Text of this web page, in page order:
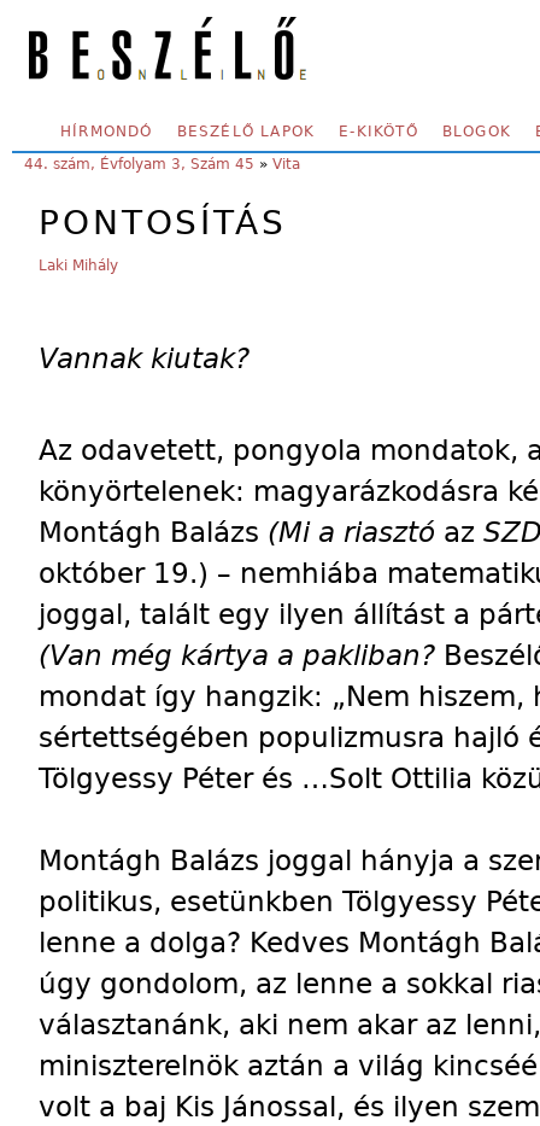
SECONDARY MENU
HÍRMONDÓ BESZÉLŐ LAPOK E-KIKÖTŐ BLOGOK
YOU ARE HERE:
44. szám, Évfolyam 3, Szám 45 » Vita
PONTOSÍTÁS
Laki Mihály
Vannak kiutak?
Az odavetett, pongyola mondatok,
könyörtelenek: magyarázkodásra
Montágh Balázs (Mi a riasztó az
október 19.) – nemhiába
joggal, talált egy ilyen állítást a
(Van még kártya a pakliban?
mondat így hangzik: „Nem hiszem,
sértettségében populizmusra hajló
Tölgyessy Péter és …Solt Ottilia
Montágh Balázs joggal hányja a
politikus, esetünkben Tölgyessy
lenne a dolga? Kedves Montágh
úgy gondolom, az lenne a sokkal
választanánk, aki nem akar az
miniszterelnök aztán a világ
volt a baj Kis Jánossal, és ilyen